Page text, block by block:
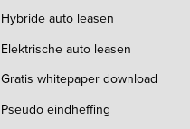
Hybride auto leasen
Elektrische auto leasen
Gratis whitepaper download
Pseudo eindheffing